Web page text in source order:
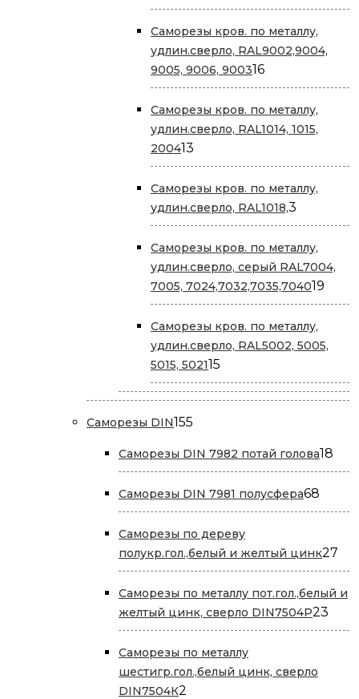
товаров
Саморезы кров. по металлу,
удлин.сверло, RAL9002,9004,
9005, 9006, 90031616
товаров
Саморезы кров. по металлу,
удлин.сверло, RAL1014, 1015,
200413
товаров
Саморезы кров. по металлу,
удлин.сверло, RAL1018,3
товара
Саморезы кров. по металлу,
удлин.сверло, серый RAL7004,
7005, 7024,7032,7035,704019
Саморезы кров. по металлу,
удлин.сверло, RAL5002, 5005,
5015, 502115
товаров
Саморезы DIN155
Саморезы DIN 7982 потай голова18
Саморезы DIN 7981 полусфера68
Саморезы по дереву
полукр.гол.,белый и желтый цинк27
Саморезы по металлу пот.гол.,белый и
желтый цинк, сверло DIN7504P23
Саморезы по металлу
шестигр.гол.,белый цинк, сверло
DIN7504К2